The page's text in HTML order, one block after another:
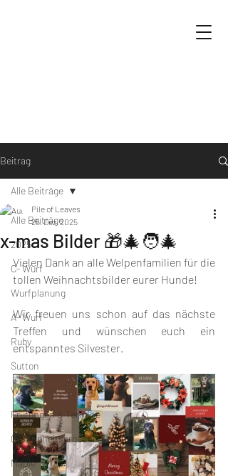
Beitrag
Alle Beiträge
2025
C- Wurf
Wurfplanung
A- Wurf
Ruby
Sutton
Willow
Prüfungen & Termine
Gesundheitsergebnisse
Maple
Alle Beiträge
x-mas Bilder 🎁🎄🧑‍🎄
Pile of Leaves
25. Dez. 2025
Vielen Dank an alle Welpenfamilien für die
tollen Weihnachtsbilder eurer Hunde!
Wir freuen uns schon auf das nächste
Treffen und wünschen euch ein
entspanntes Silvester.